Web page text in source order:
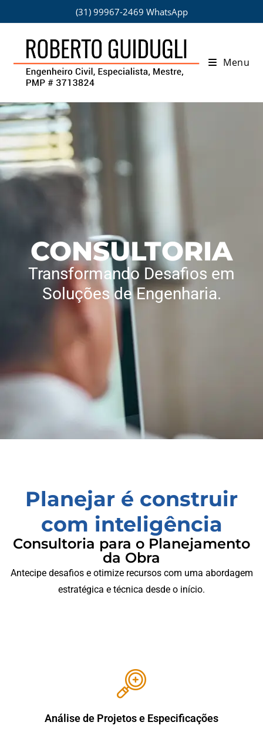
(31) 99967-2469 WhatsApp
Menu
CONSULTORIA
Transformando Desafios em
Soluções de Engenharia.
Planejar é construir
com inteligência
Consultoria para o Planejamento
da Obra
Antecipe desafios e otimize recursos com uma abordagem
estratégica e técnica desde o início.
Análise de Projetos e Especificações